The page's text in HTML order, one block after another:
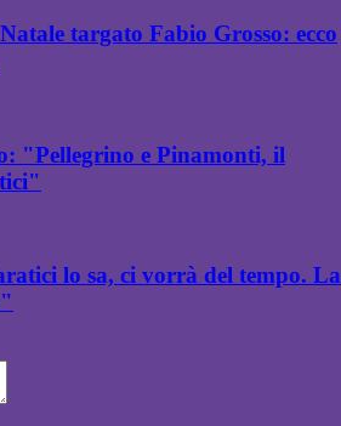
targato Fabio Grosso: ecco
"Pellegrino e Pinamonti, il
lo sa, ci vorrà del tempo. La